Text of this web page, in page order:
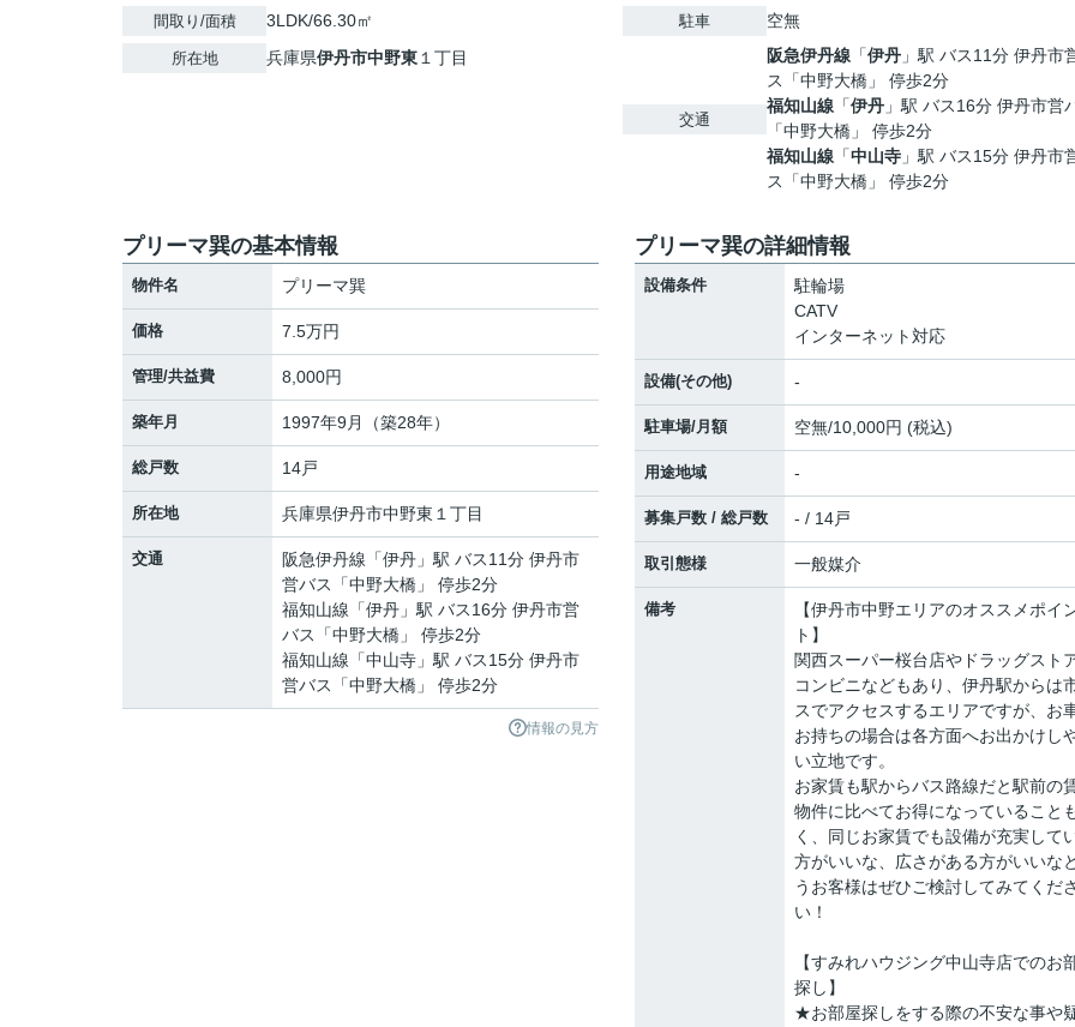
間取り/面積 3LDK/66.30㎡
所在地 兵庫県伊丹市中野東 １丁目
駐車 空無
交通
阪急伊丹線 「伊丹 」駅 バス11分 伊丹市
ス「中野大橋」 停歩2分
福知山線 「伊丹 」駅 バス16分 伊丹市営
「中野大橋」 停歩2分
福知山線 「中山寺 」駅 バス15分 伊丹市
ス「中野大橋」 停歩2分
プリーマ巽の基本情報
物件名 プリーマ巽
価格 7.5万円
管理/共益費 8,000円
築年月 1997年9月（築28年）
総戸数 14戸
所在地 兵庫県伊丹市中野東 １丁目
交通 阪急伊丹線 「伊丹 」駅 バス11分 伊丹市
営バス「中野大橋」 停歩2分
福知山線 「伊丹 」駅 バス16分 伊丹市営
バス「中野大橋」 停歩2分
福知山線 「中山寺 」駅 バス15分 伊丹市
営バス「中野大橋」 停歩2分
情報の見方
プリーマ巽の詳細情報
設備条件
駐輪場
CATV
インターネット対応
設備(その他) -
駐車場/月額 空無/10,000円 (税込)
用途地域 -
募集戸数 / 総戸数 - / 14戸
取引態様 一般媒介
備考
【伊丹市中野エリアのオススメポイ
ト】
関西スーパー桜台店やドラッグスト
コンビニなどもあり、伊丹駅からは
スでアクセスするエリアですが、お
お持ちの場合は各方面へお出かけし
い立地です。
お家賃も駅からバス路線だと駅前の
物件に比べてお得になっていること
く、同じお家賃でも設備が充実して
方がいいな、広さがある方がいいな
うお客様はぜひご検討してみてくださ
い！
【すみれハウジング中山寺店でのお
探し】
★お部屋探しをする際の不安な事や